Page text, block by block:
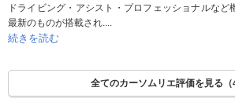
ドライビング・アシスト・プロフェッショナルなど
最新のものが搭載され....
続きを読む
全てのカーソムリエ評価を見る（